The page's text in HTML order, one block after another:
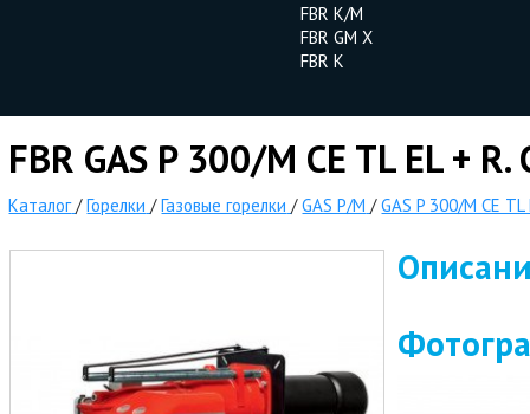
FBR K/M
FBR GM X
FBR K
FBR GAS P 300/M CE TL EL +
Каталог /Горелки /Газовые горелки /GAS P/M /GAS P 300/M CE